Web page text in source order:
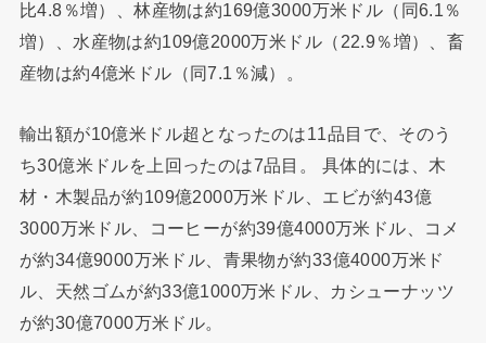
比4.8％増）、林産物は約169億3000万米ドル（同6.1％
増）、水産物は約109億2000万米ドル（22.9％増）、畜
産物は約4億米ドル（同7.1％減）。
輸出額が10億米ドル超となったのは11品目で、そのう
ち30億米ドルを上回ったのは7品目。 具体的には、木
材・木製品が約109億2000万米ドル、エビが約43億
3000万米ドル、コーヒーが約39億4000万米ドル、コメ
が約34億9000万米ドル、青果物が約33億4000万米ド
ル、天然ゴムが約33億1000万米ドル、カシューナッツ
が約30億7000万米ドル。